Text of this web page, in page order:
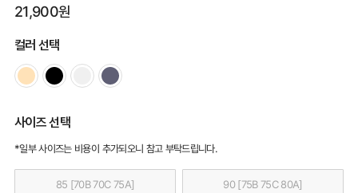
21,900원
컬러 선택
사이즈 선택
*일부 사이즈는 비용이 추가되오니 참고 부탁드립니다.
85 [70B 70C 75A] 90 [75B 75C 80A]